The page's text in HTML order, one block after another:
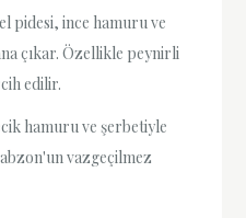
pidesi, ince hamuru ve
çıkar. Özellikle peynirli
edilir.
hamuru ve şerbetiyle
vazgeçilmez